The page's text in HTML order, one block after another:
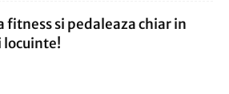
fitness si pedaleaza chiar in